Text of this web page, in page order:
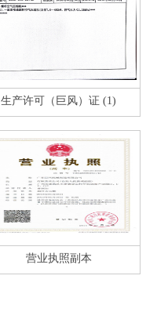
生产许可（巨风）证 (1)
营业执照副本